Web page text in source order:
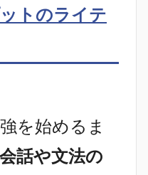
トのライテ
を始めるま
話や文法の